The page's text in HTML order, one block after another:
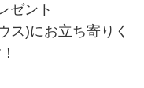
ゼント
ス)にお立ち寄りく